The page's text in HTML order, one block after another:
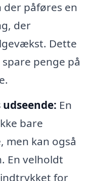
der påføres en
der
Dette
penge på
En
bare
men kan også
En velholdt
for